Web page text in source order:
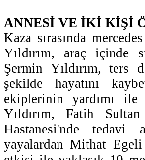
ANNESİ VE İKİ KİŞİ
Kaza sırasında
Yıldırım, araç içinde
Şermin Yıldırım, ters
şekilde hayatını
ekiplerinin yardımı ile
Yıldırım, Fatih
Hastanesi'nde tedavi
yayalardan Mithat